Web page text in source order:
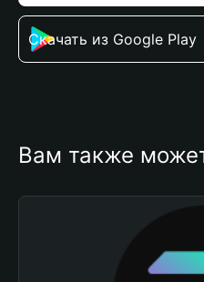
Скачать из Google Play
Вам также